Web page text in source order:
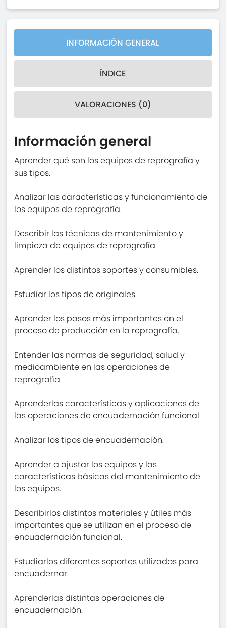
INFORMACIÓN GENERAL
ÍNDICE
VALORACIONES (0)
Información general
Aprender qué son los equipos de reprografía y
sus tipos.
Analizar las características y funcionamiento de
los equipos de reprografía.
Describir las técnicas de mantenimiento y
limpieza de equipos de reprografía.
Aprender los distintos soportes y consumibles.
Estudiar los tipos de originales.
Aprender los pasos más importantes en el
proceso de producción en la reprografía.
Entender las normas de seguridad, salud y
medioambiente en las operaciones de
reprografía.
Aprenderlas características y aplicaciones de
las operaciones de encuadernación funcional.
Analizar los tipos de encuadernación.
Aprender a ajustar los equipos y las
características básicas del mantenimiento de
los equipos.
Describirlos distintos materiales y útiles más
importantes que se utilizan en el proceso de
encuadernación funcional.
Estudiarlos diferentes soportes utilizados para
encuadernar.
Aprenderlas distintas operaciones de
encuadernación.